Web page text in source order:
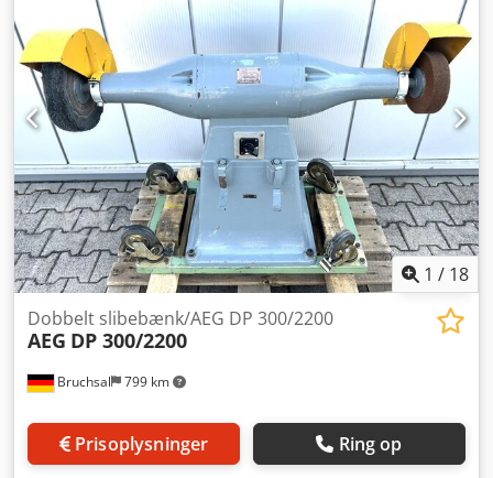
1 / 18
Bruchsal 799 km
Dobbelt slibebænk/AEG DP 300/2200
AEG DP 300/2200
Prisoplysninger Ring op